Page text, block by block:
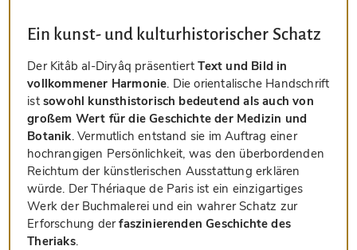
Ein kunst- und kulturhistorischer Schatz
Der Kitâb al-Diryâq präsentiertText und Bild in
vollkommener Harmonie. Die orientalische Handschrift
istsowohl kunsthistorisch bedeutend als auch von
großem Wert für die Geschichte der Medizin und
Botanik. Vermutlich entstand sie im Auftrag einer
hochrangigen Persönlichkeit, was den überbordenden
Reichtum der künstlerischen Ausstattung erklären
würde. Der Thériaque de Paris ist ein einzigartiges
Werk der Buchmalerei und ein wahrer Schatz zur
Erforschung derfaszinierenden Geschichte des
Theriaks.